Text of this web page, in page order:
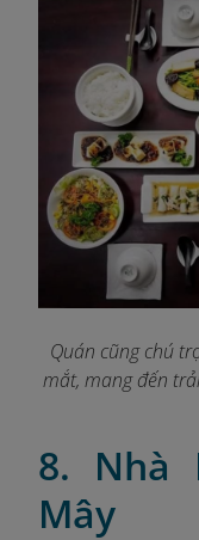
Quán cũng chú
mắt, mang đến
8. Nhà
Mây